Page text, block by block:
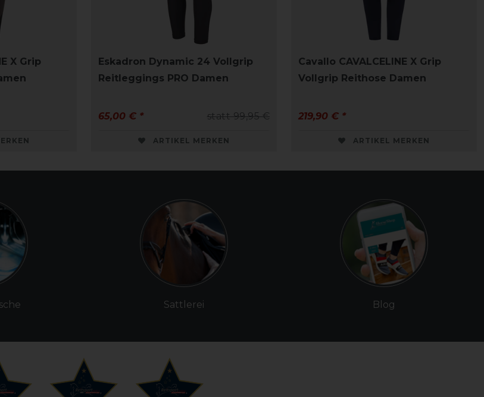
X Grip
Eskadron Dynamic 24 Vollgrip
Reitleggings PRO Damen
statt 99,95 €
65,00 € *
ARTIKEL MERKEN
Cavallo CAVALCELINE X Grip
Vollgrip Reithose Damen
219,90 € *
ARTIKEL MERKEN
Sattlerei Blog